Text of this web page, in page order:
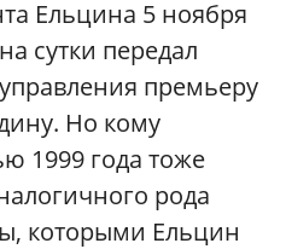
Ельцина 5 ноября
сутки передал
премьеру
Но кому
1999 года тоже
рода
которыми Ельцин